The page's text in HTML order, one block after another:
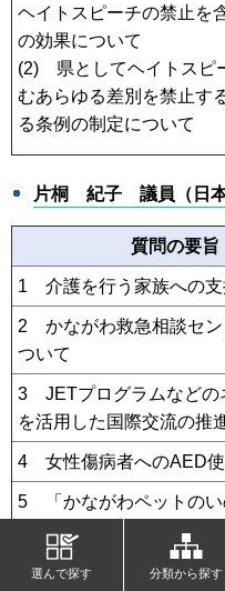
ヘイトスピーチの禁止を
の効果について
(2) 県としてヘイトスピ
むあらゆる差別を禁止す
る条例の制定について
片桐 紀子 議員（⽇
質問の要旨
1 介護を行う家族への支
2 かながわ救急相談セン
ついて
3 JETプログラムなどの
を活用した国際交流の推
4 女性傷病者へのAED使
5 「かながわペットのい
更なる周知に向けた取組
6 未来の建設人材の確
選んで探す 分類から探す